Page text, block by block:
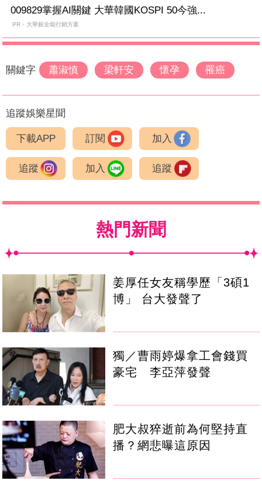
009829掌握AI關鍵 大華韓國KOSPI 50今強...
PR・大華銀全能行銷方案
關鍵字 蕭淑慎 梁軒安 懷孕 罹癌
追蹤娛樂星聞
下載APP 訂閱 加入
追蹤 加入 追蹤
熱門新聞
姜厚任女友稱學歷「3碩1
博」 台大發聲了
獨／曹雨婷爆拿工會錢買
豪宅 李亞萍發聲
肥大叔猝逝前為何堅持直
播？網悲曝這原因